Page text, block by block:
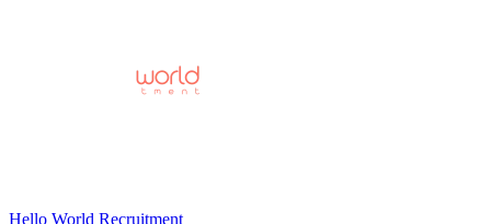
Hello World Recruitment